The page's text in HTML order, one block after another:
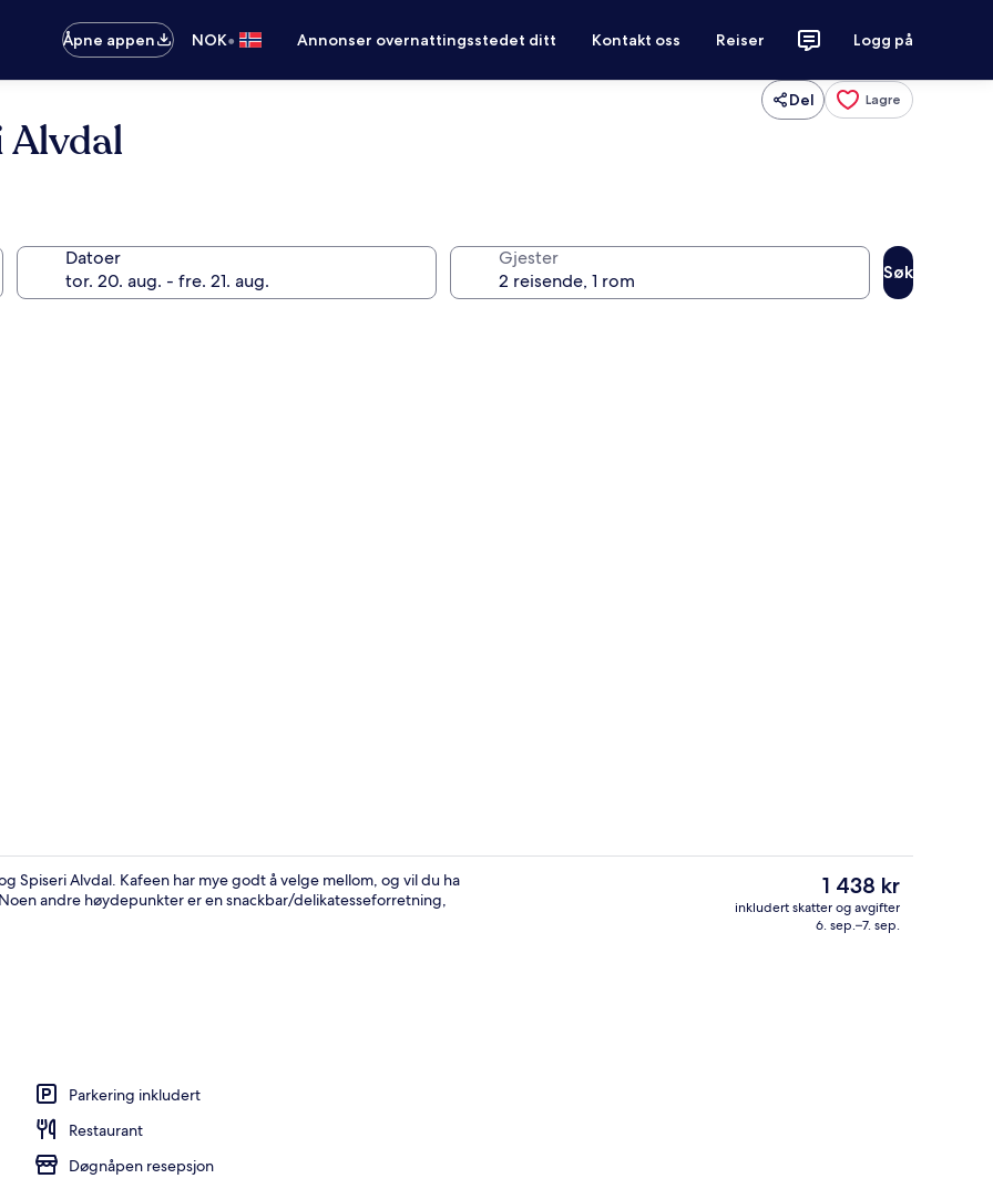
Åpne appen
NOK• Annonser overnattingsstedet ditt Kontakt oss Reiser Logg på
Del Lagre
Alvdal
Datoer Gjester
Søk
Frokost og middag serveres
Spiseri Alvdal. Kafeen har mye godt å velge mellom, og vil du ha
andre høydepunkter er en snackbar/delikatesseforretning,
Parkering inkludert
Restaurant
Døgnåpen resepsjon
Den
nåværende
prisen
1 438 kr
inkludert skatter og avgifter
6. sep.–7. sep.